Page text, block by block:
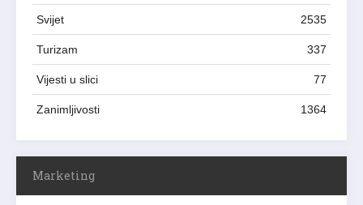
Svijet 2535
Turizam 337
Vijesti u slici 77
Zanimljivosti 1364
Marketing